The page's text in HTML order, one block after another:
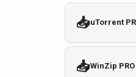
📥uTorrent
📥WinZip